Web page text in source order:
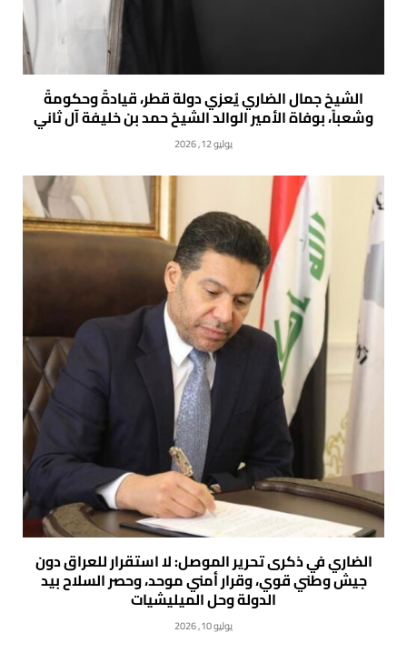
الشيخ جمال الضاري يُعزي دولة قطر، قيادةً وحكومةً
وشعباً، بوفاة الأمير الوالد الشيخ حمد بن خليفة آل ثاني
يوليو 12, 2026
الضاري في ذكرى تحرير الموصل: لا استقرار للعراق دون
جيش وطني قوي، وقرار أمني موحد، وحصر السلاح بيد
الدولة وحل الميليشيات
يوليو 10, 2026